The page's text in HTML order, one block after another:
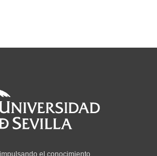
el conocimiento